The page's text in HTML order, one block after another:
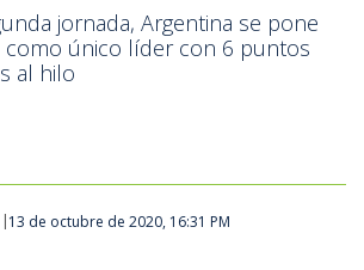
jornada, Argentina se pone
único líder con 6 puntos
al hilo
13 de octubre de 2020, 16:31 PM